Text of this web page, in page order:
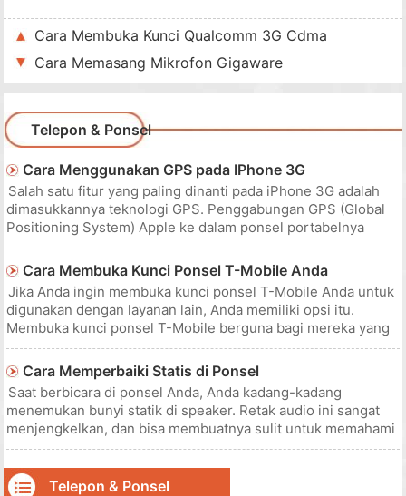
Cara Membuka Kunci Qualcomm 3G Cdma
Cara Memasang Mikrofon Gigaware
Telepon & Ponsel
Cara Menggunakan GPS pada IPhone 3G
Salah satu fitur yang paling dinanti pada iPhone 3G adalah
dimasukkannya teknologi GPS. Penggabungan GPS (Global
Positioning System) Apple ke dalam ponsel portabelnya
memungkinkan pengguna untuk menerima arahan dan
menavigasi ke mana pun mereka berada di dunia. Apakah
Anda berada di mobil atau berja
Cara Membuka Kunci Ponsel T-Mobile Anda
Jika Anda ingin membuka kunci ponsel T-Mobile Anda untuk
digunakan dengan layanan lain, Anda memiliki opsi itu.
Membuka kunci ponsel T-Mobile berguna bagi mereka yang
ingin menggunakan kartu SIM di seluruh dunia dalam ponsel
mereka, atau bahkan untuk beberapa pelanggan yang ingin
beralih ke oper
Cara Memperbaiki Statis di Ponsel
Saat berbicara di ponsel Anda, Anda kadang-kadang
menemukan bunyi statik di speaker. Retak audio ini sangat
menjengkelkan, dan bisa membuatnya sulit untuk memahami
apa yang dikatakan pihak lain. Beberapa masalah biasanya
yang harus disalahkan atas gangguan ini, yang sebagian
besar dapat diperbai
Telepon & Ponsel